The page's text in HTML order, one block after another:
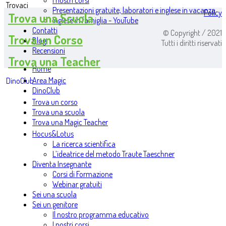
Presentazioni gratuite, laboratori e inglese in vacanza
Inglese in famiglia - YouTube
Contatti
Blog
Recensioni
Home
Area Magic
DinoClub
Trova un corso
Trova una scuola
Trova una Magic Teacher
Hocus&Lotus
La ricerca scientifica
L’ideatrice del metodo Traute Taeschner
Diventa Insegnante
Corsi di Formazione
Webinar gratuiti
Sei una scuola
Sei un genitore
Il nostro programma educativo
Trovaci
Trova una Scuola
Trova un Corso
Trova una Teacher
DinoClub
Policy
© Copyright / 2021
Tutti i diritti riservati